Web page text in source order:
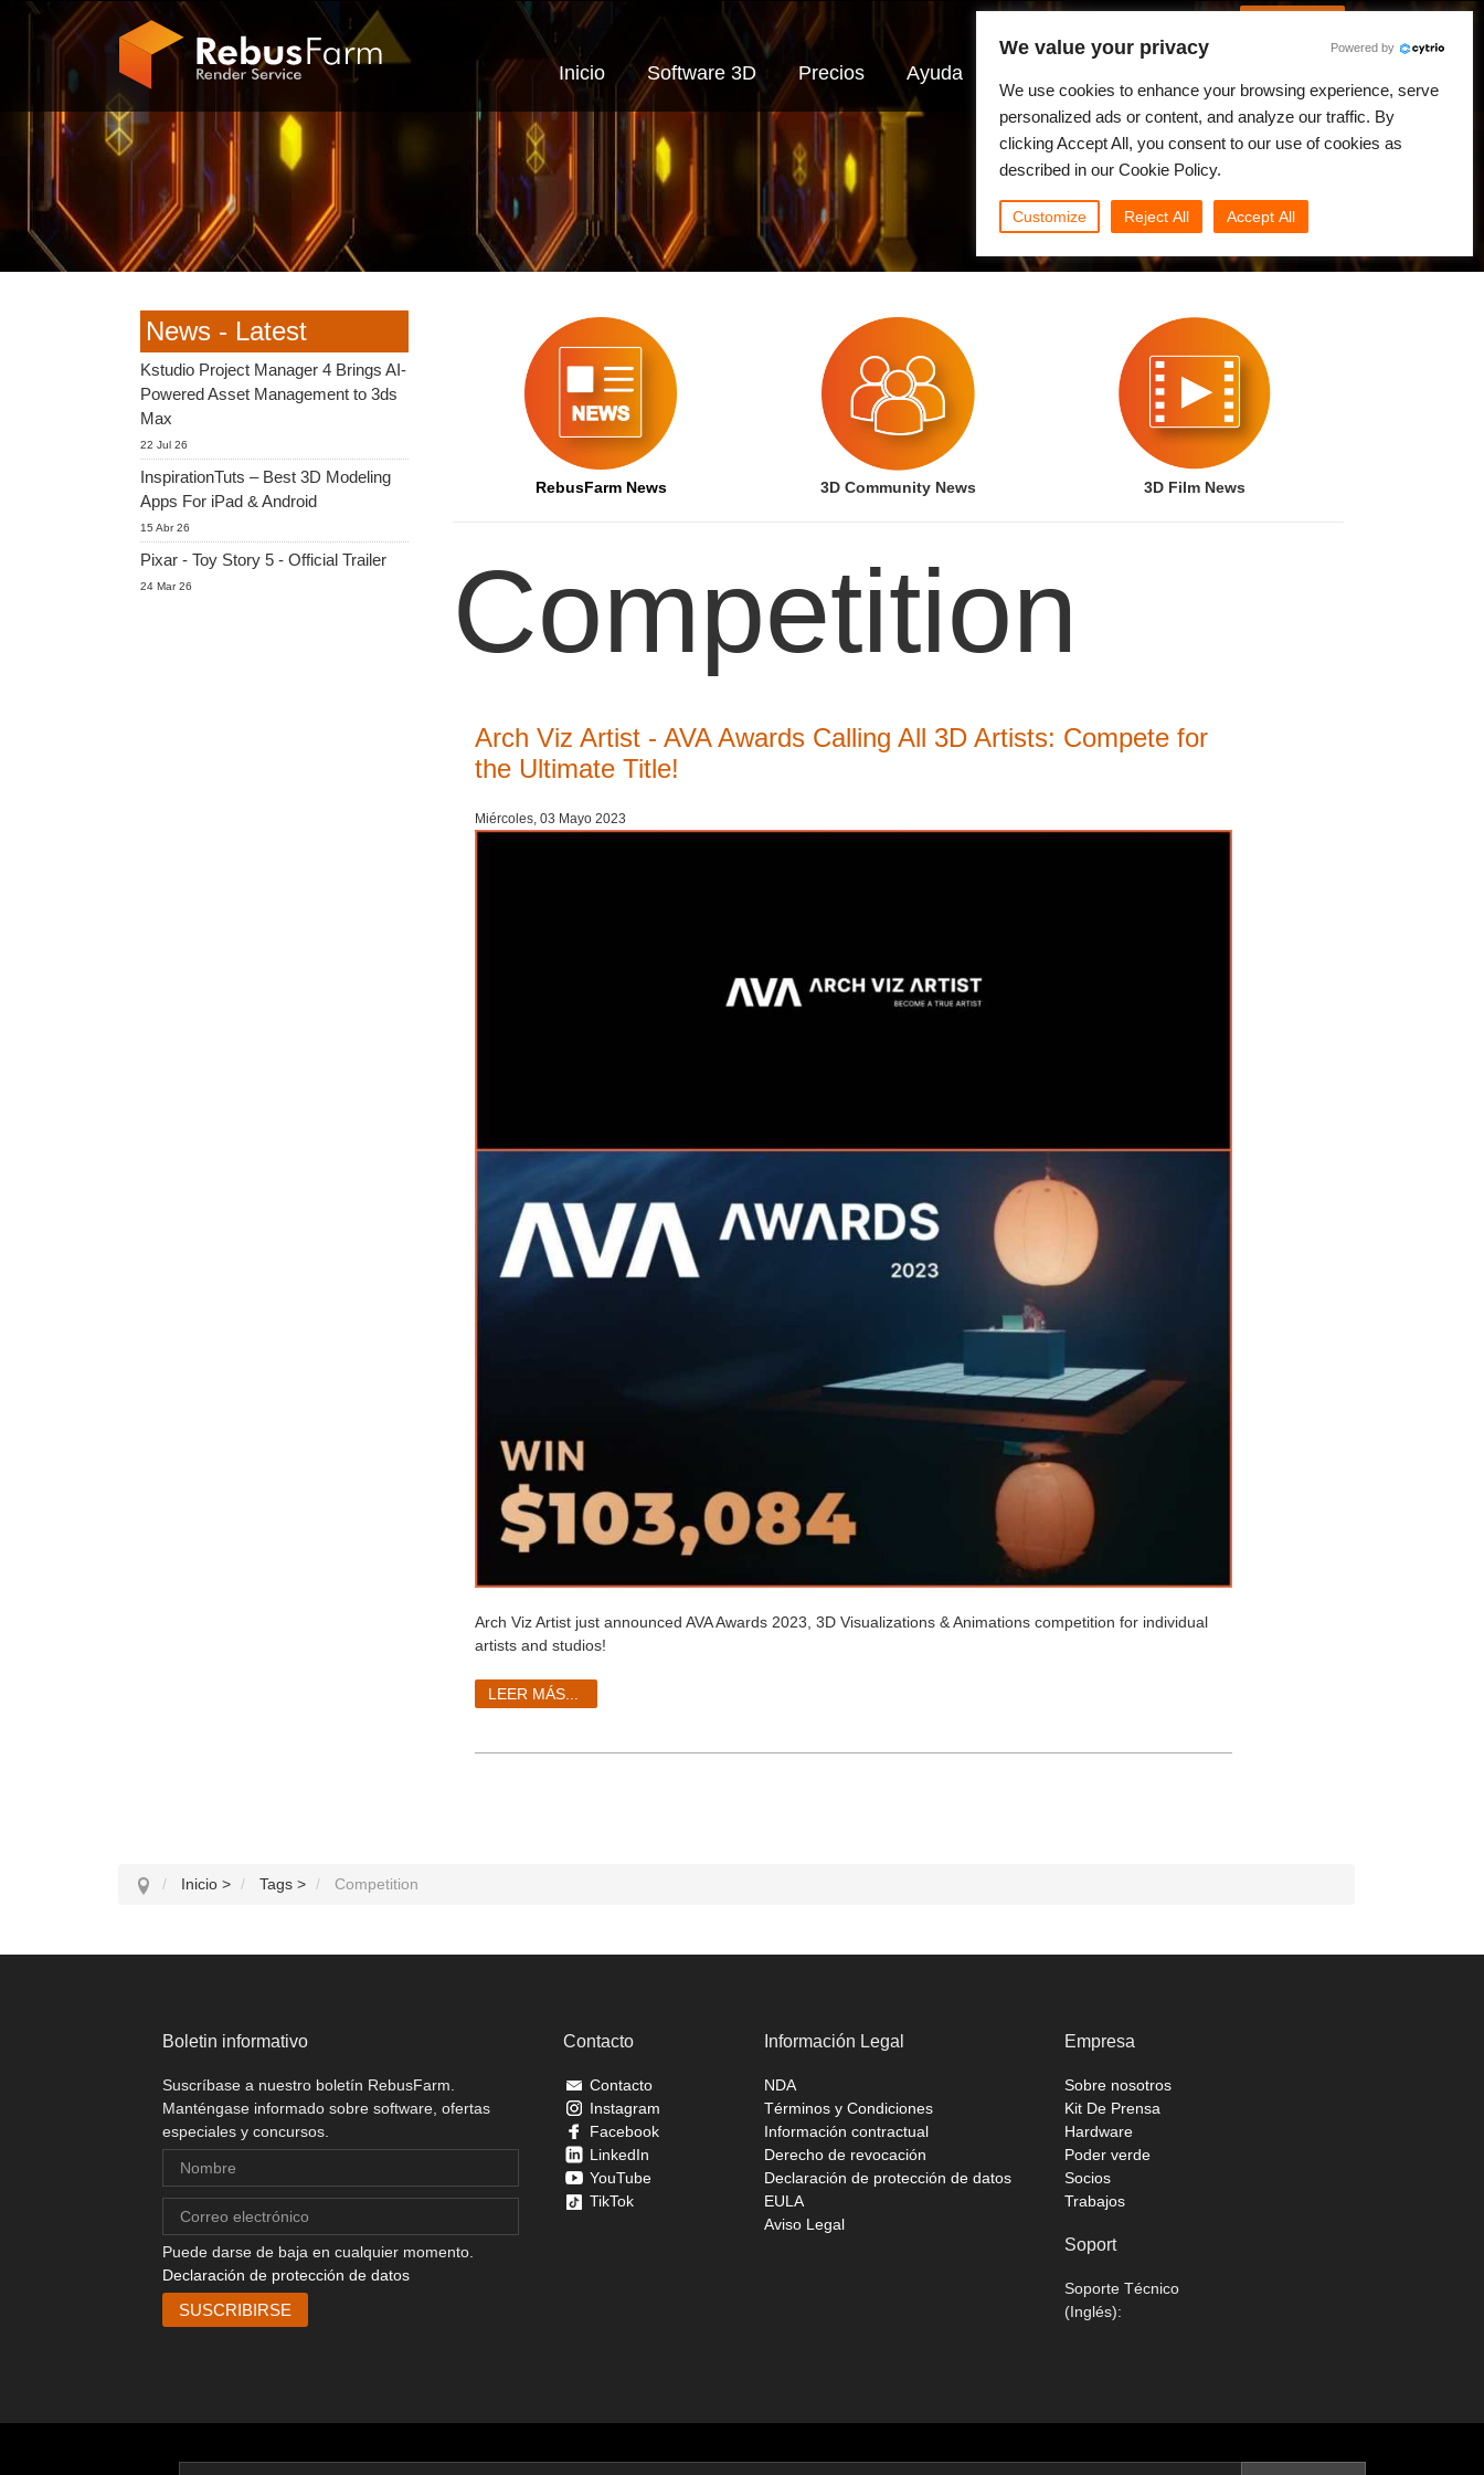
Inicio Software 3D Precios Ayuda
RebusFarm News 3D Community News 3D Film News
Competition
Arch Viz Artist - AVA Awards Calling All 3D Artists: Compete for
the Ultimate Title!
Miércoles, 03 Mayo 2023
Arch Viz Artist just announced AVA Awards 2023, 3D Visualizations & Animations competition for individual
artists and studios!
LEER MÁS...
News - Latest
Kstudio Project Manager 4 Brings AI-
Powered Asset Management to 3ds
Max
22 Jul 26
InspirationTuts – Best 3D Modeling
Apps For iPad & Android
15 Abr 26
Pixar - Toy Story 5 - Official Trailer
24 Mar 26
Inicio > Tags > Competition
Boletin informativo
Suscríbase a nuestro boletín RebusFarm.
Manténgase informado sobre software, ofertas
especiales y concursos.
Puede darse de baja en cualquier momento.
Declaración de protección de datos
Contacto
Contacto
Instagram
Facebook
LinkedIn
YouTube
TikTok
Información Legal
NDA
Términos y Condiciones
Información contractual
Derecho de revocación
Declaración de protección de datos
EULA
Aviso Legal
Empresa
Sobre nosotros
Kit De Prensa
Hardware
Poder verde
Socios
Trabajos
Soport
Soporte Técnico
(Inglés):
We value your privacy Powered by
We use cookies to enhance your browsing experience, serve
personalized ads or content, and analyze our traffic. By
clicking Accept All, you consent to our use of cookies as
described in our Cookie Policy.
Customize Reject All Accept All